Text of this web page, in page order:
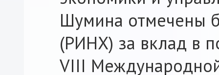
Шумина отмечены
(РИНХ) за вклад в
VIII